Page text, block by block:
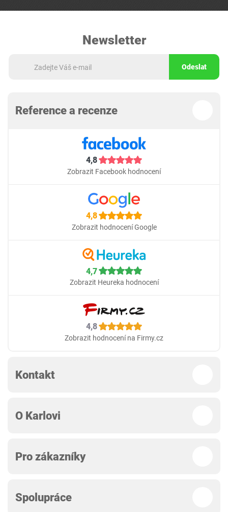
Newsletter
Odeslat
Reference a recenze
4,8
Zobrazit Facebook hodnocení
4,8
Zobrazit hodnocení Google
4,7
Zobrazit Heureka hodnocení
4,8
Zobrazit hodnocení na Firmy.cz
Kontakt
O Karlovi
Pro zákazníky
Spolupráce